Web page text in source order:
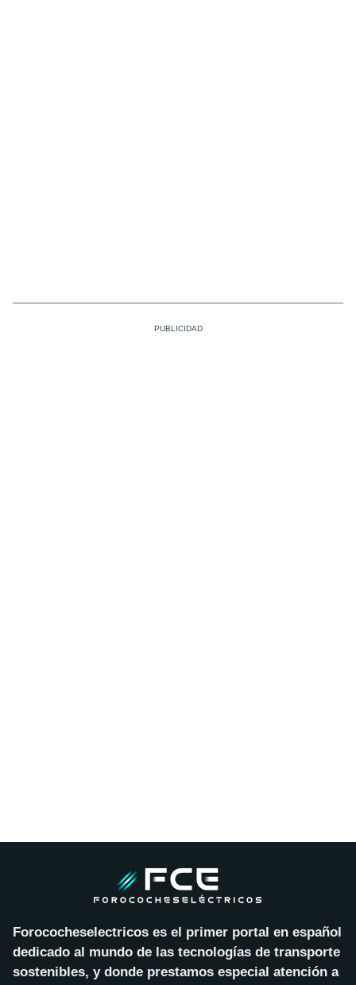
Forococheselectricos es el primer portal en español
dedicado al mundo de las tecnologías de transporte
sostenibles, y donde prestamos especial atención a